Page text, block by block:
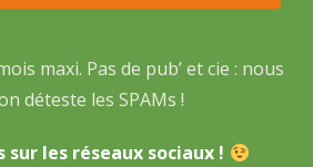
maxi. Pas de pub’ et cie : nous
déteste les SPAMs !
sur les réseaux sociaux !